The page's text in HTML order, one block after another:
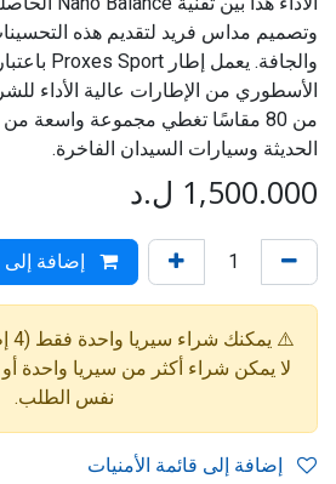
وتصميم مداس فريد لتقديم هذه
الأسطوري من الإطارات عالية الأداء
من 80 مقاسًا تغطي مجموعة واسعة
الحديثة وسيارات السيدان الفاخرة.
1,500.000 ل.د
إضافة
⚠️ يمكنك شراء سيريا واحدة فقط (4 إطارات) في كل طلب.
لا يمكن شراء أكثر من سيريا واحدة
نفس الطلب.